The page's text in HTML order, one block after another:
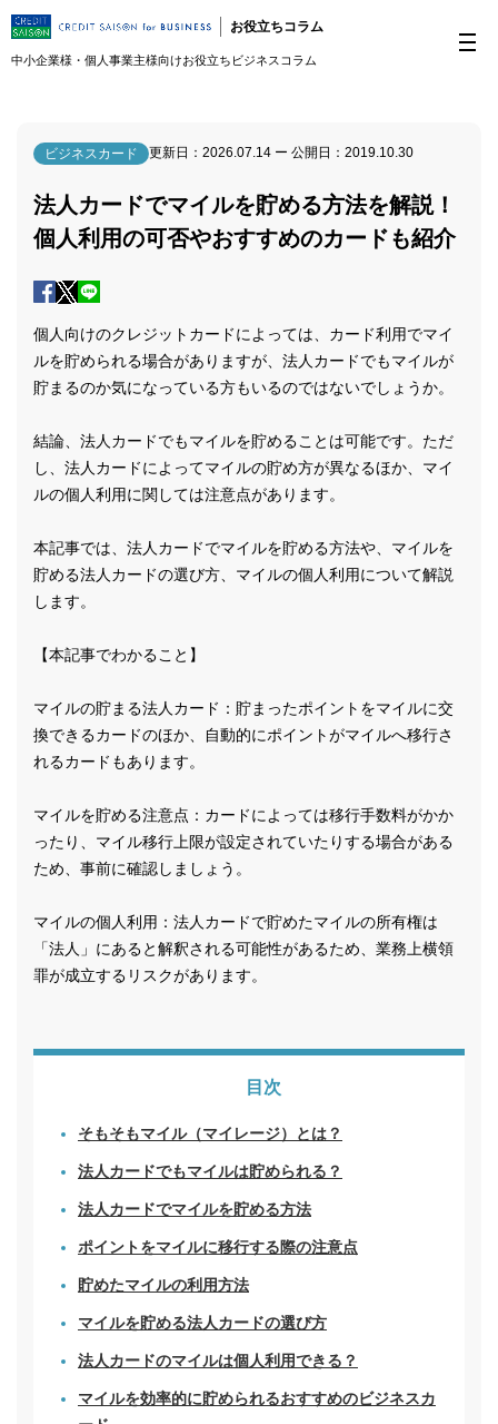
お役立ちコラム
中小企業様・個人事業主様向けお役立ちビジネスコラム
ビジネスカード 更新日： 2026.07.14 ー 公開日： 2019.10.30
法人カードでマイルを貯める方法を解説！
個人利用の可否やおすすめのカードも紹介
個人向けのクレジットカードによっては、カード利用でマイ
ルを貯められる場合がありますが、法人カードでもマイルが
貯まるのか気になっている方もいるのではないでしょうか。
結論、法人カードでもマイルを貯めることは可能です。ただ
し、法人カードによってマイルの貯め方が異なるほか、マイ
ルの個人利用に関しては注意点があります。
本記事では、法人カードでマイルを貯める方法や、マイルを
貯める法人カードの選び方、マイルの個人利用について解説
します。
【本記事でわかること】
マイルの貯まる法人カード：貯まったポイントをマイルに交
換できるカードのほか、自動的にポイントがマイルへ移行さ
れるカードもあります。
マイルを貯める注意点：カードによっては移行手数料がかか
ったり、マイル移行上限が設定されていたりする場合がある
ため、事前に確認しましょう。
マイルの個人利用：法人カードで貯めたマイルの所有権は
「法人」にあると解釈される可能性があるため、業務上横領
罪が成立するリスクがあります。
目次
そもそもマイル（マイレージ）とは？
法人カードでもマイルは貯められる？
法人カードでマイルを貯める方法
ポイントをマイルに移行する際の注意点
貯めたマイルの利用方法
マイルを貯める法人カードの選び方
法人カードのマイルは個人利用できる？
マイルを効率的に貯められるおすすめのビジネスカ